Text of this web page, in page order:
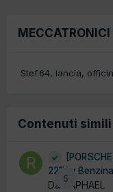
Stef.64 lancia
Contenuti simili
5
221Kw
Da RAPHAEL